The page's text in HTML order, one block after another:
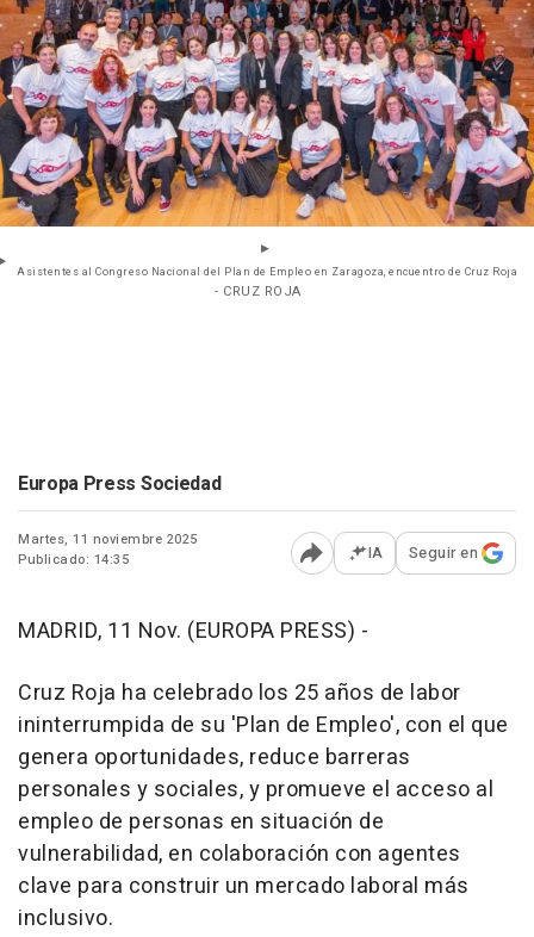
Asistentes al Congreso Nacional del Plan de Empleo en Zaragoza, encuentro de Cruz Roja
- CRUZ ROJA
Europa Press Sociedad
Martes, 11 noviembre 2025
Publicado: 14:35
Abrir opciones para
IA Seguir en
MADRID, 11 Nov. (EUROPA PRESS) -
Cruz Roja ha celebrado los 25 años de labor
ininterrumpida de su 'Plan de Empleo', con el que
genera oportunidades, reduce barreras
personales y sociales, y promueve el acceso al
empleo de personas en situación de
vulnerabilidad, en colaboración con agentes
clave para construir un mercado laboral más
inclusivo.